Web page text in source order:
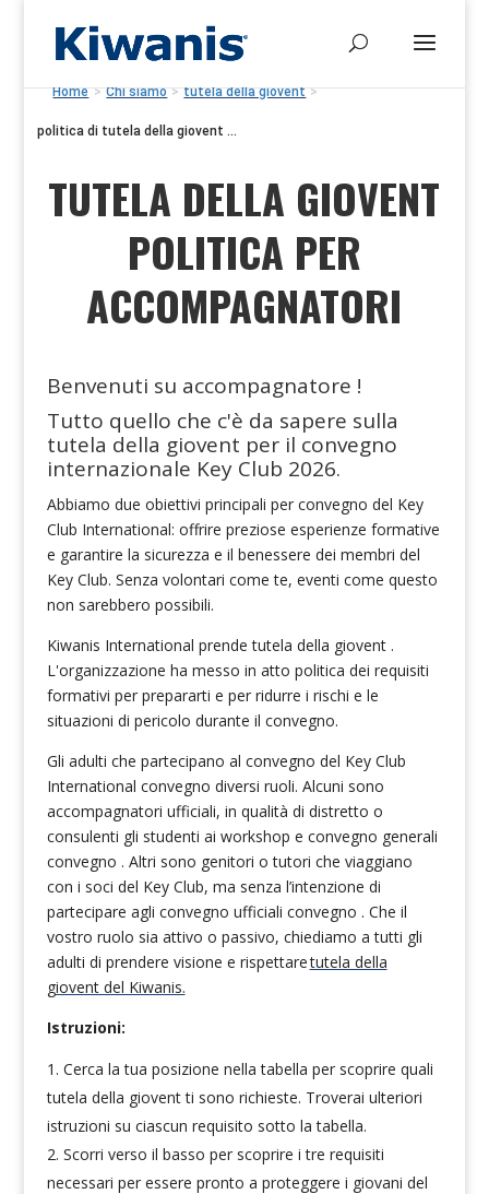
Home > Chi siamo > tutela della giovent >
politica di tutela della giovent ...
TUTELA DELLA GIOVENT
POLITICA PER
ACCOMPAGNATORI
Benvenuti su accompagnatore !
Tutto quello che c'è da sapere sulla
tutela della giovent per il convegno
internazionale Key Club 2026.
Abbiamo due obiettivi principali per convegno del Key
Club International: offrire preziose esperienze formative
e garantire la sicurezza e il benessere dei membri del
Key Club. Senza volontari come te, eventi come questo
non sarebbero possibili.
Kiwanis International prende tutela della giovent .
L'organizzazione ha messo in atto politica dei requisiti
formativi per prepararti e per ridurre i rischi e le
situazioni di pericolo durante il convegno.
Gli adulti che partecipano al convegno del Key Club
International convegno diversi ruoli. Alcuni sono
accompagnatori ufficiali, in qualità di distretto o
consulenti gli studenti ai workshop e convegno generali
convegno . Altri sono genitori o tutori che viaggiano
con i soci del Key Club, ma senza l’intenzione di
partecipare agli convegno ufficiali convegno . Che il
vostro ruolo sia attivo o passivo, chiediamo a tutti gli
adulti di prendere visione e rispettaretutela della
giovent del Kiwanis.
Istruzioni:
Cerca la tua posizione nella tabella per scoprire quali
tutela della giovent ti sono richieste. Troverai ulteriori
istruzioni su ciascun requisito sotto la tabella.
Scorri verso il basso per scoprire i tre requisiti
necessari per essere pronto a proteggere i giovani del